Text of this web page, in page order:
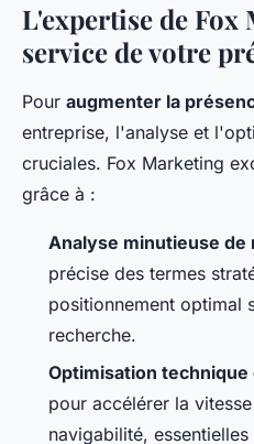
L'expertise de Fox
service de votre
Pour augmenter la
entreprise, l'analyse et
cruciales. Fox Marketing
grâce à :
Analyse minutieuse de
précise des termes
positionnement optimal
recherche.
Optimisation technique
pour accélérer la
navigabilité,